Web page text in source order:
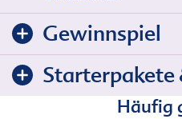
Gewinnspiel
Starterpakete
Häufig